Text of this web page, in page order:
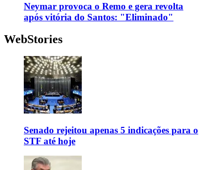
Neymar provoca o Remo e gera revolta
após vitória do Santos: "Eliminado"
WebStories
Senado rejeitou apenas 5 indicações para o
STF até hoje